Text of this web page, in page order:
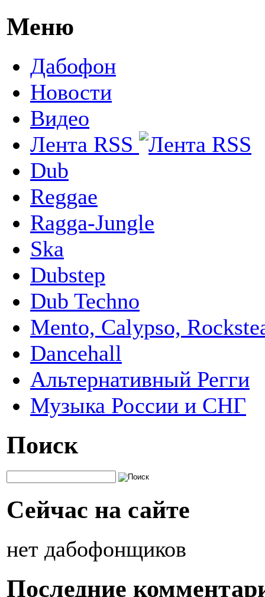
Меню
Дабофон
Новости
Видео
Лента RSS
Dub
Reggae
Ragga-Jungle
Ska
Dubstep
Dub Techno
Mento, Calypso,
Dancehall
Альтернативный Регги
Музыка России и СНГ
Поиск
Сейчас на сайте
нет дабофонщиков
Последние